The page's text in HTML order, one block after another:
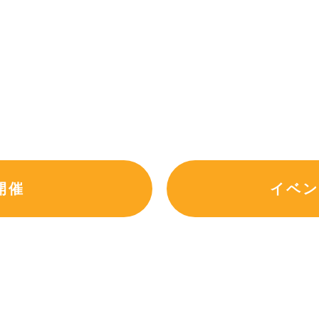
催 イベ